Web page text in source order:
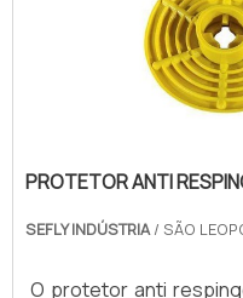
PROTETOR ANTI
SEFLY INDÚSTRIA/ SÃO
O protetor anti